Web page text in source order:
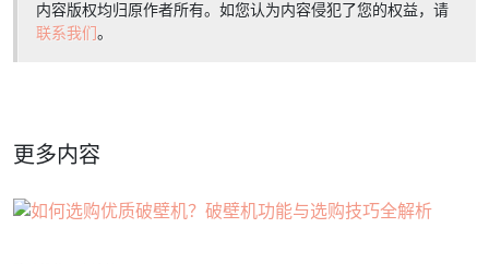
内容版权均归原作者所有。如您认为内容侵犯了您的权益，请
联系我们。
更多内容